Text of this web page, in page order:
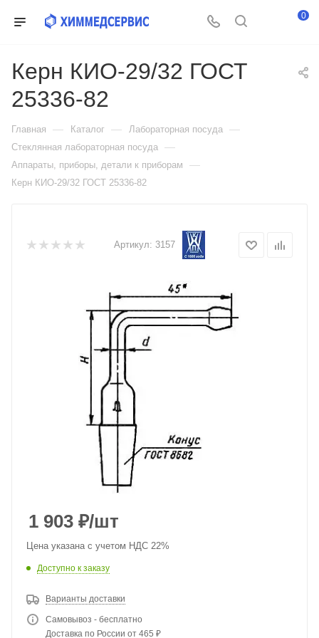
0
Керн КИО-29/32 ГОСТ
25336-82
Главная — Каталог — Лабораторная посуда —
Стеклянная лабораторная посуда —
Аппараты, приборы, детали к приборам —
Керн КИО-29/32 ГОСТ 25336-82
Артикул: 3157
1 903 ₽/шт
Цена указана с учетом НДС 22%
Доступно к заказу
Варианты доставки
Самовывоз - бесплатно
Доставка по России от 465 ₽